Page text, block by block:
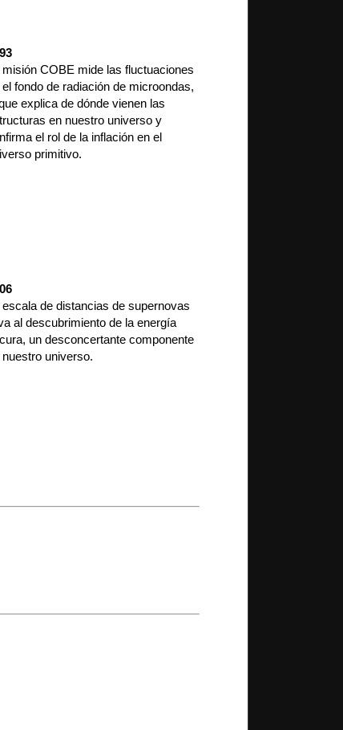
misión COBE mide las fluctuaciones
el fondo de radiación de microondas,
explica de dónde vienen las
en nuestro universo y
el rol de la inflación en el
primitivo.
escala de distancias de supernovas
al descubrimiento de la energía
un desconcertante componente
nuestro universo.